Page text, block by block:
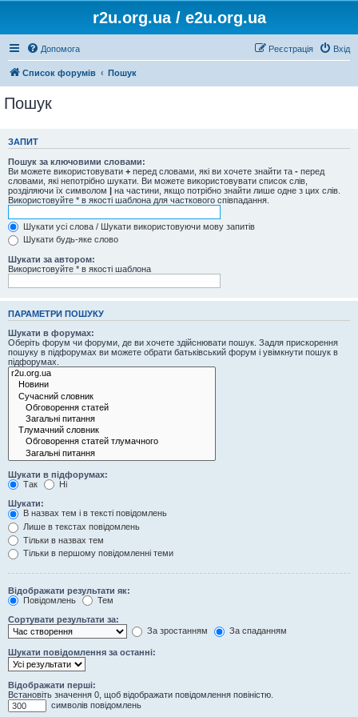
r2u.org.ua / e2u.org.ua
Допомога Вхід
Реєстрація
Список форумів Пошук
Пошук
ЗАПИТ
Пошук за ключовими словами:
Ви можете використовувати + перед словами, які ви хочете знайти та - перед
словами, які непотрібно шукати. Ви можете використовувати список слів,
розділяючи їх символом | на частини, якщо потрібно знайти лише одне з цих слів.
Використовуйте * в якості шаблона для часткового співпадання.
Шукати усі слова / Шукати використовуючи мову запитів
Шукати будь-яке слово
Шукати за автором:
Використовуйте * в якості шаблона
ПАРАМЕТРИ ПОШУКУ
Шукати в форумах:
Оберіть форум чи форуми, де ви хочете здійснювати пошук. Задля прискорення
пошуку в підфорумах ви можете обрати батьківський форум і увімкнути пошук в
підфорумах.
Шукати в підфорумах:
Так
Ні
Шукати:
В назвах тем і в тексті повідомлень
Лише в текстах повідомлень
Тільки в назвах тем
Тільки в першому повідомленні теми
Відображати результати як:
Повідомлень
Тем
Сортувати результати за:
За зростанням
За спаданням
Шукати повідомлення за останні:
Відображати перші:
Встановіть значення 0, щоб відображати повідомлення повіністю.
символів повідомлень